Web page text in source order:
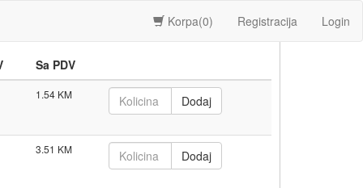
Korpa(0) Registracija Login
Sa PDV
1.54
3.51